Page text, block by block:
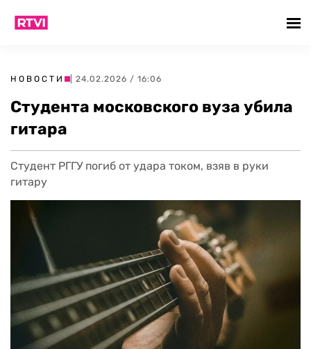
НОВОСТИ | 24.02.2026 / 16:06
Студента московского вуза убила
гитара
Студент РГГУ погиб от удара током, взяв в руки
гитару